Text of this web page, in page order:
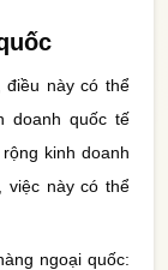
điều này có thể
doanh quốc tế
kinh doanh
việc này có thể
ngoại quốc: